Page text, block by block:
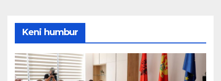
Keni humbur